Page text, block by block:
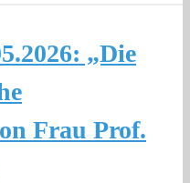
„Die
Frau Prof.